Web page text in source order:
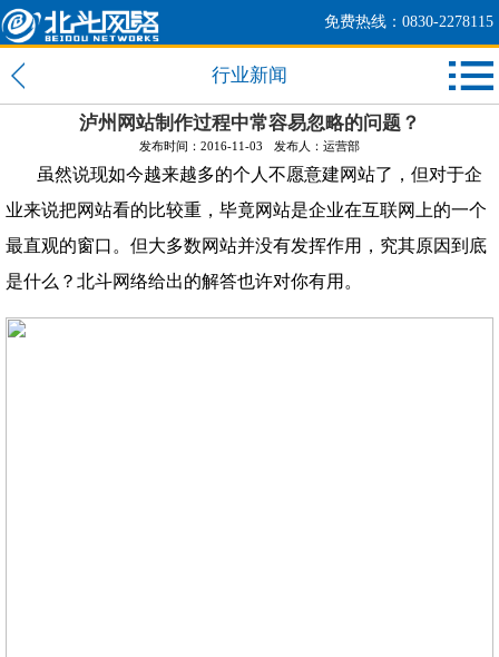
免费热线：0830-2278115
行业新闻
泸州网站制作过程中常容易忽略的问题？
发布时间：2016-11-03 发布人：运营部
虽然说现如今越来越多的个人不愿意建网站了，但对于企
业来说把网站看的比较重，毕竟网站是企业在互联网上的一个
最直观的窗口。但大多数网站并没有发挥作用，究其原因到底
是什么？北斗网络给出的解答也许对你有用。